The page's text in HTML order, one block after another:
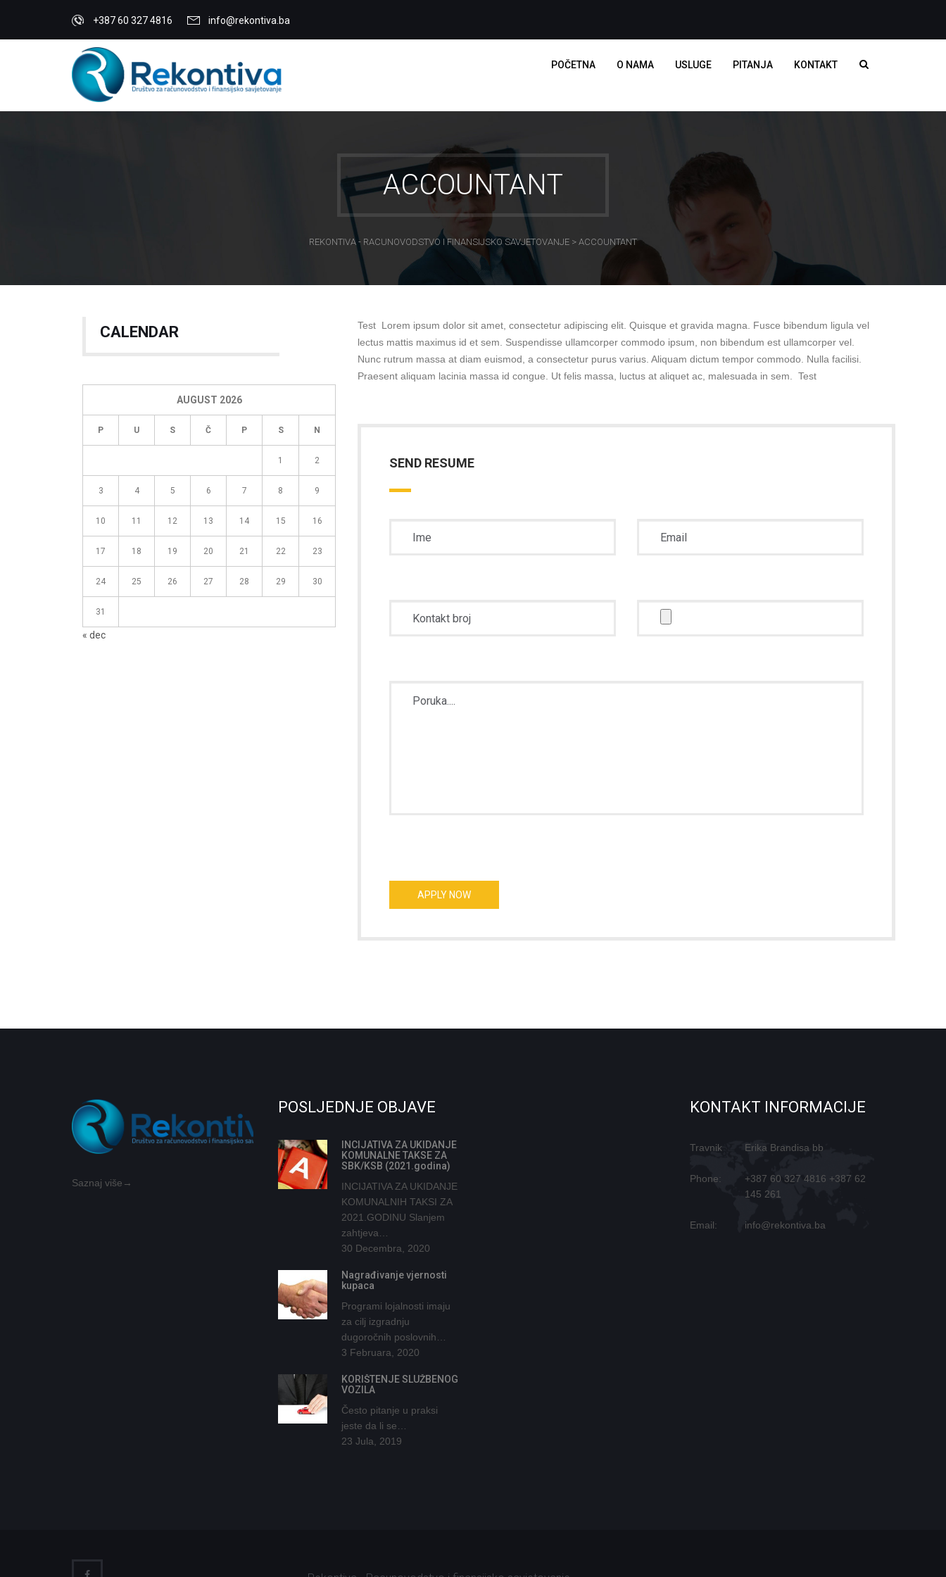
+387 60 327 4816 info@rekontiva.ba
POČETNA O NAMA USLUGE PITANJA KONTAKT
ACCOUNTANT
REKONTIVA - RACUNOVODSTVO I FINANSIJSKO SAVJETOVANJE > ACCOUNTANT
CALENDAR
AUGUST 2026
P U S Č P S N
1 2
3 4 5 6 7 8 9
10 11 12 13 14 15 16
17 18 19 20 21 22 23
24 25 26 27 28 29 30
31
« dec
Test Lorem ipsum dolor sit amet, consectetur adipiscing elit. Quisque et gravida magna. Fusce bibendum ligula vel
lectus mattis maximus id et sem. Suspendisse ullamcorper commodo ipsum, non bibendum est ullamcorper vel.
Nunc rutrum massa at diam euismod, a consectetur purus varius. Aliquam dictum tempor commodo. Nulla facilisi.
Praesent aliquam lacinia massa id congue. Ut felis massa, luctus at aliquet ac, malesuada in sem. Test
SEND RESUME
Saznaj više→
POSLJEDNJE OBJAVE
INCIJATIVA ZA UKIDANJE
KOMUNALNE TAKSE ZA
SBK/KSB (2021.godina)
INCIJATIVA ZA UKIDANJE
KOMUNALNIH TAKSI ZA
2021.GODINU Slanjem
zahtjeva…
30 Decembra, 2020
Nagrađivanje vjernosti
kupaca
Programi lojalnosti imaju
za cilj izgradnju
dugoročnih poslovnih…
3 Februara, 2020
KORIŠTENJE SLUŽBENOG
VOZILA
Često pitanje u praksi
jeste da li se…
23 Jula, 2019
KONTAKT INFORMACIJE
Travnik Erika Brandisa bb
Phone: +387 60 327 4816 +387 62
145 261
Email: info@rekontiva.ba